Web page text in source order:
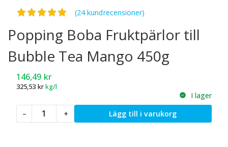
Betygsatt4.88av 5
(24 kundrecensioner)
Popping Boba Fruktpärlor till
Bubble Tea Mango 450g
146,49 kr
325,53 krkg/l
I lager
–
Popping
Boba
+ Lägg till i varukorg